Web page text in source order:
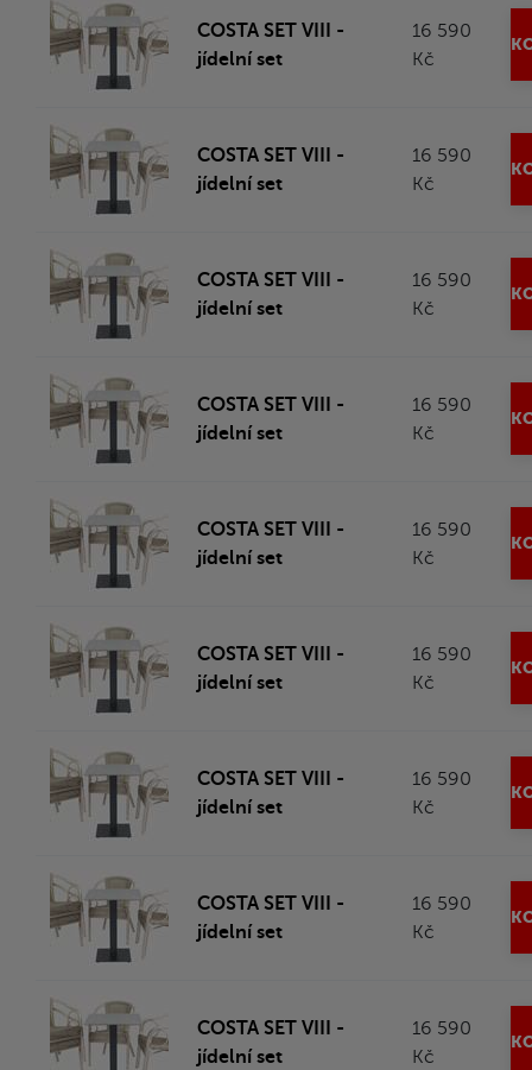
COSTA SET VIII -
jídelní set
16 590
Kč
COSTA SET VIII -
jídelní set
16 590
Kč
COSTA SET VIII -
jídelní set
16 590
Kč
COSTA SET VIII -
jídelní set
16 590
Kč
COSTA SET VIII -
jídelní set
16 590
Kč
COSTA SET VIII -
jídelní set
16 590
Kč
COSTA SET VIII -
jídelní set
16 590
Kč
COSTA SET VIII -
jídelní set
16 590
Kč
COSTA SET VIII -
jídelní set
16 590
Kč